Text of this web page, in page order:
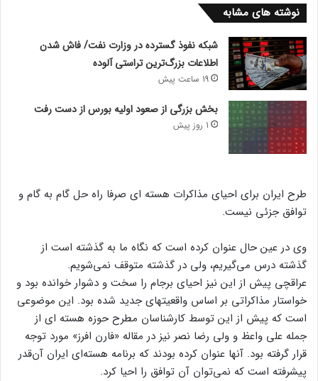
نوشته های مشابه
شبکه نفوذ گسترده در وزارت نفت/ فاش شدن
اطلاعات بزرگ‌ترین تراستی‌ آلوده
19 ساعت پیش
بخش بزرگی از صعود اولیه بورس از دست رفت
1 روز پیش
طرح ایران برای احیای مذاکرات هسته ای صرفا راه حل گام به گام و
توافق جزئی نیست.
وی در عین حال عنوان کرده است که نگاه ما به گذشته است از
گذشته درس می‌گیریم، ولی در گذشته متوقف نمی‌شویم.
عراقچی پیش از این نیز احیای برجام را سخت و دشوار خوانده بود و
خواستار مذاکراتی بر اساس واقعیتهای جدید شده بود. این موضوعی
است که پیش از این توسط کارشناسان مطرح حوزه هسته ای از
جمله علی واعظ و ولی رضا نصر نیز در مقاله «فارن افرز» مورد توجه
قرار گرفته بود. آنها عنوان کرده بودند که برنامه هسته‌ای ایران آن‌قدر
پیشرفته است که نمی‌توان آن توافق را احیا کرد.